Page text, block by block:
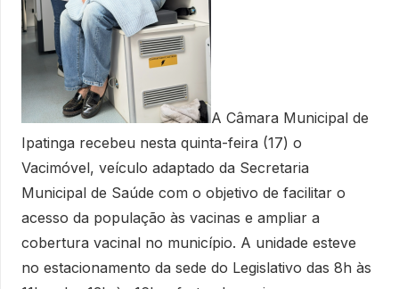
A Câmara Municipal de
Ipatinga recebeu nesta quinta-feira (17) o
Vacimóvel, veículo adaptado da Secretaria
Municipal de Saúde com o objetivo de facilitar o
acesso da população às vacinas e ampliar a
cobertura vacinal no município. A unidade esteve
no estacionamento da sede do Legislativo das 8h às